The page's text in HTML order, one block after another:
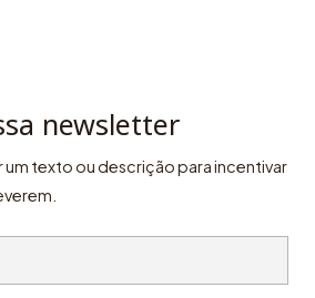
newsletter
texto ou descrição para incentivar